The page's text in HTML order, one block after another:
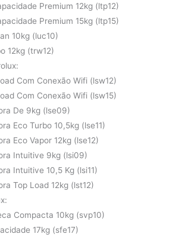
Premium 12kg (ltp12)
Premium 15kg (ltp15)
10kg (luc10)
12kg (trw12)
Com Conexão Wifi (lsw12)
Com Conexão Wifi (lsw15)
De 9kg (lse09)
Eco Turbo 10,5kg (lse11)
Eco Vapor 12kg (lse12)
Intuitive 9kg (lsi09)
Intuitive 10,5 Kg (lsi11)
Top Load 12kg (lst12)
Compacta 10kg (svp10)
17kg (sfe17)